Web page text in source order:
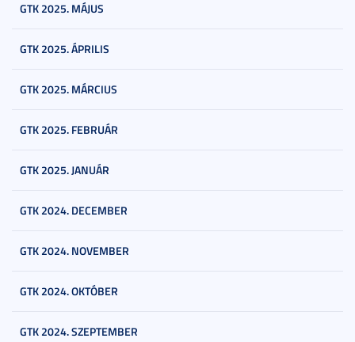
GTK 2025. MÁJUS
GTK 2025. ÁPRILIS
GTK 2025. MÁRCIUS
GTK 2025. FEBRUÁR
GTK 2025. JANUÁR
GTK 2024. DECEMBER
GTK 2024. NOVEMBER
GTK 2024. OKTÓBER
GTK 2024. SZEPTEMBER